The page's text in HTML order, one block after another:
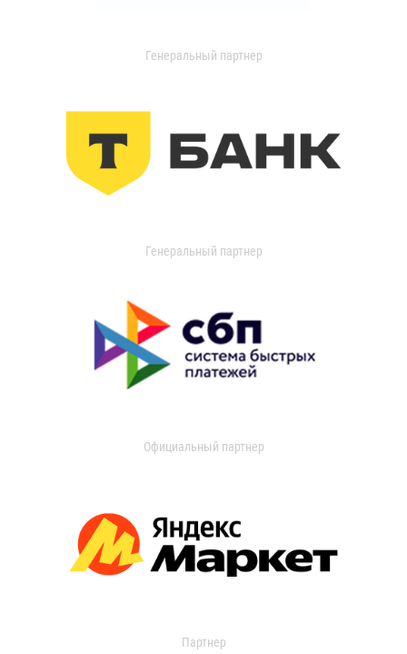
Генеральный партнер
Генеральный партнер
Официальный партнер
Партнер